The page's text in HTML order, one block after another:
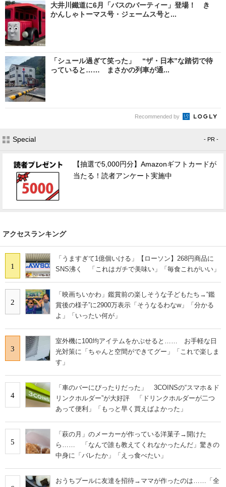
大井川鐵道に6月「バスのバーティー」登場！ き
かんしゃトーマス号・ジェームス号と...
「シュール過ぎて笑った」 “ザ・日本”な踏切で待
っていると…… まさかの列車が通...
Recommended by
Special - PR -
【抽選で5,000円分】Amazonギフトカードが
当たる！読者アンケート実施中
アクセスランキング
1
「うますぎて1億個いける」【ローソン】268円商品に
SNS沸く 「これはガチで美味い」「毎食これがいい」
2
「映画ちいかわ」鑑賞前の楽しそうな子どもたち→“鑑
賞後の様子”に2900万表示「そうなるわなw」「分かる
よ」「いったい何が」
3
室外機に100均アイテムをかぶせると…… お手軽な日
光対策に「ちゃんと空間ができてグー」「これで楽しま
す」
4
「車のバーにぴったりだった」 3COINSの“スマホ＆ド
リンクホルダー”が大好評 「ドリンクホルダーが二つ
あって便利」「もっと早く買えばよかった」
5
「萩の月」のメーカーが作っている洋菓子→開けた
ら…… 「なんで誰も教えてくれなかったんだ」驚きの
中身に「バレたか」「えっ食べたい」
おうちプールに友達を招待→ママが作ったのは……「全